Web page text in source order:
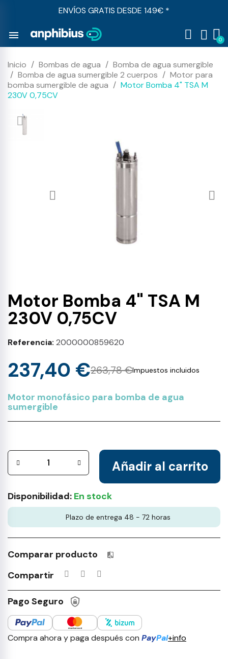
ENVÍOS GRATIS DESDE 149€ *
menu
Inicio Bombas de agua
Bomba de agua sumergible
Bomba de agua sumergible 2 cuerpos
Motor para
bomba sumergible de agua
Motor Bomba 4" TSA M
230V 0,75CV
Motor Bomba 4" TSA M
230V 0,75CV
Referencia 2000000859620
263,78 €
237,40 € Impuestos incluidos
Motor monofásico para bomba de agua
sumergible
Añadir al carrito
Disponibilidad: En stock
Plazo de entrega 48 - 72 horas
Comparar producto Productos incluidos en tu lista
Compartir
Pago Seguro
Compra ahora y paga después con PayPal+info